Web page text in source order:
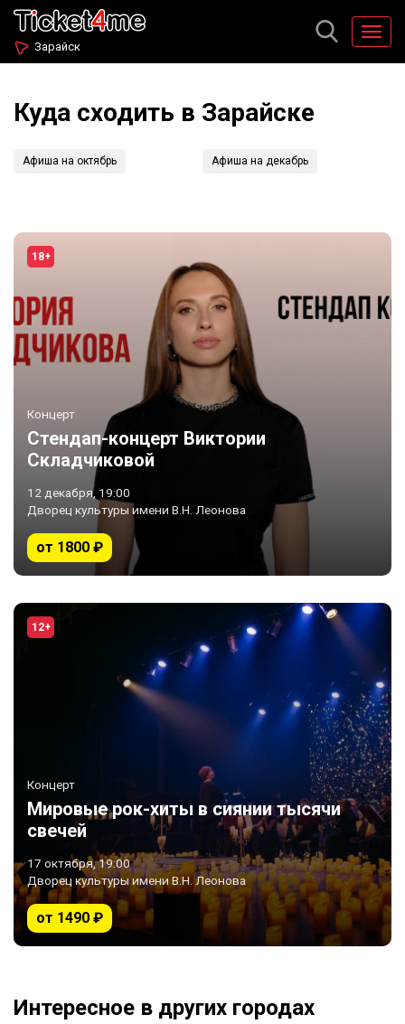
Зарайск
Куда сходить в Зарайске
Афиша на октябрь Афиша на декабрь
18+
Концерт
Стендап-концерт Виктории
Складчиковой
12 декабря, 19:00
Дворец культуры имени В.Н. Леонова
от 1800 ₽
12+
Концерт
Мировые рок-хиты в сиянии тысячи
свечей
17 октября, 19:00
Дворец культуры имени В.Н. Леонова
от 1490 ₽
Интересное в других городах